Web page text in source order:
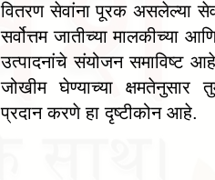
वितरण सेवांना पूरक असलेल्या
सर्वोत्तम जातीच्या मालकीच्या
उत्पादनांचे संयोजन समाविष्ट
जोखीम घेण्याच्या क्षमतेनुसार
प्रदान करणे हा दृष्टीकोन आहे.